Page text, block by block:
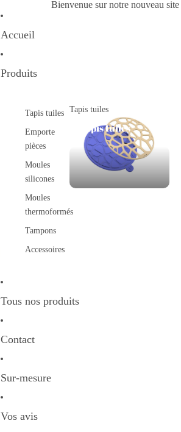
Bienvenue sur notre nouveau site
Accueil
Produits
Tapis tuiles
Emporte
pièces
Moules
silicones
Moules
thermoformés
Tampons
Accessoires
Tapis tuiles
Tapis tuiles
Tous nos produits
Contact
Sur-mesure
Vos avis